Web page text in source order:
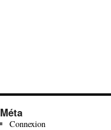
Méta
Connexion